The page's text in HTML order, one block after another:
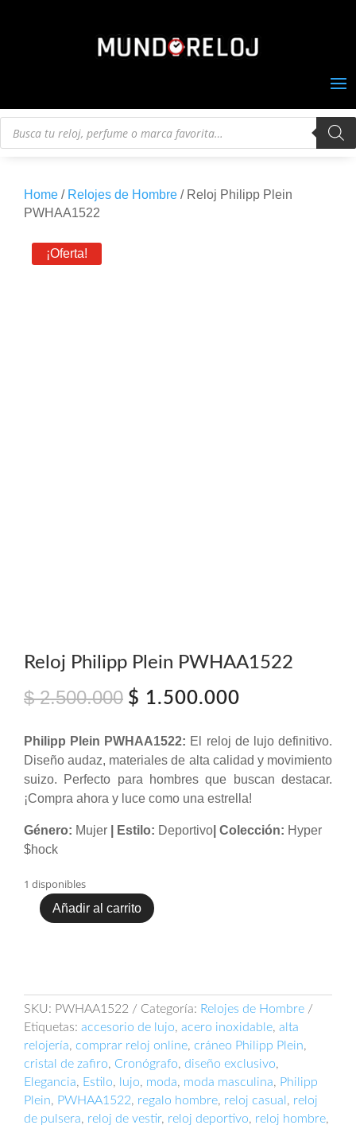
Búsqueda
Home / Relojes de Hombre / Reloj Philipp Plein
PWHAA1522
¡Oferta!
Reloj Philipp Plein PWHAA1522
$2.500.000 El
original
era:
$ 2.500.000.
$ 1.500.000
actual
es:
$ 1.500.000.
Philipp Plein PWHAA1522: El reloj de lujo definitivo.
Diseño audaz, materiales de alta calidad y movimiento
suizo. Perfecto para hombres que buscan destacar.
¡Compra ahora y luce como una estrella!
Género: Mujer | Estilo: Deportivo | Colección: Hyper
$hock
1 disponibles
Reloj
Añadir al carrito
SKU: PWHAA1522 Categoría: Relojes de Hombre
Etiquetas: accesorio de lujo, acero inoxidable, alta
relojería, comprar reloj online, cráneo Philipp Plein,
cristal de zafiro, Cronógrafo, diseño exclusivo,
Elegancia, Estilo, lujo, moda, moda masculina, Philipp
Plein, PWHAA1522, regalo hombre, reloj casual , reloj
de pulsera, reloj de vestir, reloj deportivo, reloj hombre,